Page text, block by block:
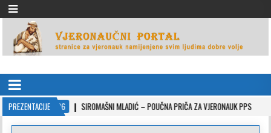
VJERONAUČNI PORTAL
PREZENTACIJE
10-26 SIROMAŠNI MLADIĆ – POUČNA PRIČA ZA VJERONAUK PPS 2021-